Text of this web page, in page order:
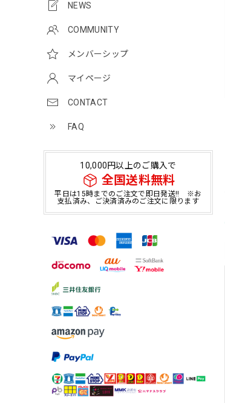
NEWS
COMMUNITY
メンバーシップ
マイページ
CONTACT
FAQ
10,000円以上のご購入で
全国送料無料
平日は15時までのご注文で即日発送!! ※お
支払済み、ご決済済みのご注文に限ります